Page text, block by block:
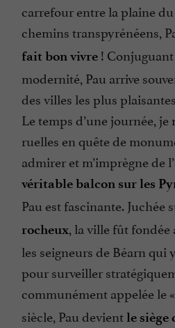
carrefour entre la plaine
chemins transpyrénéens,
fait bon vivre !
modernité, Pau arrive
des villes les plus
Le temps d’une journée, je
ruelles en quête de
admirer et m’imprègne de
véritable balcon sur les
Pau est fascinante. Juchée
rocheux, la ville fût
les seigneurs de Béarn qui
pour surveiller
communément appelée le «
siècle, Pau devientle siège